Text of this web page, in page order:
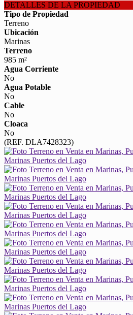
DETALLES DE LA PROPIEDAD
Tipo de Propiedad
Terreno
Ubicación
Marinas
Terreno
985 m²
Agua Corriente
No
Agua Potable
No
Cable
No
Cloaca
No
(REF. DLA7428323)